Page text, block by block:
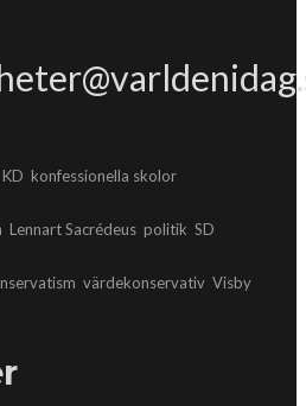
KD konfessionella skolor
Lennart Sacrédeus politik SD
värdekonservativ Visby